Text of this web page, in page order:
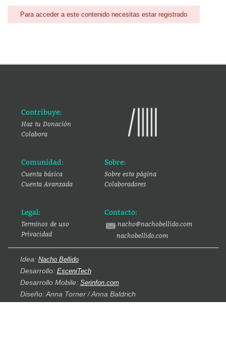
Para acceder a este contenido necesitas estar registrado
Contribuye:
Haz tu Donación
Colabora
Comunidad:
Cuenta básica
Cuenta Avanzada
Sobre:
Sobre esta página
Colaboradores
Legal:
Terminos de uso
Privacidad
Contacto:
nacho@nachobellido.com
nachobellido.com
Idea: Nacho Bellido
Desarrollo: EsceniTech
Desarrollo Mobile: Serinfon.com
Diseño: Anna Torner / Anna Baldrich